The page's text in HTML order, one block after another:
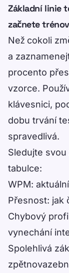
Základní linie
začnete
Než cokoli
a
procento
vzorce.
klávesnici,
dobu trvání
spravedlivá.
Sledujte
tabulce:
WPM:
Přesnost: jak
Chybový
vynechání
Spolehlivá